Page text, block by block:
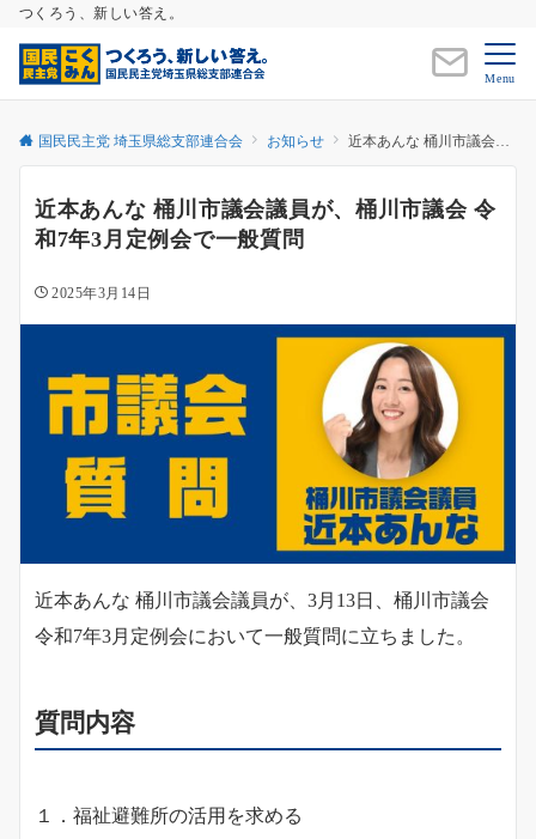
つくろう、新しい答え。
Menu
国民民主党 埼玉県総支部連合会 お知らせ 近本あんな 桶川市議会議員が、桶川市議会 令和7年3月定例会で一般質問
近本あんな 桶川市議会議員が、桶川市議会 令
和7年3月定例会で一般質問
2025年3月14日
近本あんな 桶川市議会議員が、3月13日、桶川市議会
令和7年3月定例会において一般質問に立ちました。
質問内容
１．福祉避難所の活用を求める